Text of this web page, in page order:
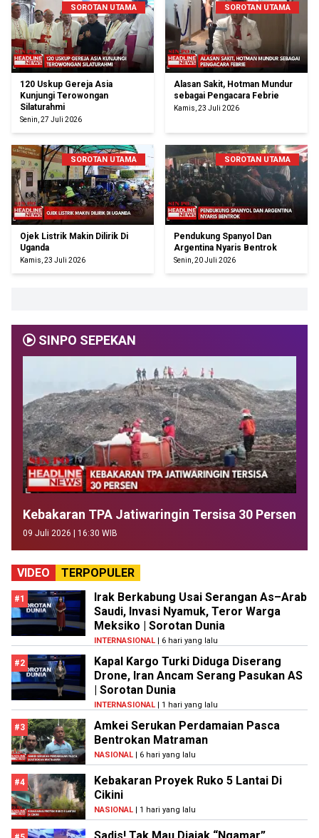
SOROTAN UTAMA
120 Uskup Gereja Asia
Kunjungi Terowongan
Silaturahmi
Senin, 27 Juli 2026
SOROTAN UTAMA
Alasan Sakit, Hotman Mundur
sebagai Pengacara Febrie
Kamis, 23 Juli 2026
SOROTAN UTAMA
Ojek Listrik Makin Dilirik Di
Uganda
Kamis, 23 Juli 2026
SOROTAN UTAMA
Pendukung Spanyol Dan
Argentina Nyaris Bentrok
Senin, 20 Juli 2026
SINPO SEPEKAN
Kebakaran TPA Jatiwaringin Tersisa 30 Persen
09 Juli 2026 | 16:30 WIB
VIDEO TERPOPULER
#1
Irak Berkabung Usai Serangan As–Arab
Saudi, Invasi Nyamuk, Teror Warga
Meksiko | Sorotan Dunia
INTERNASIONAL | 6 hari yang lalu
#2
Kapal Kargo Turki Diduga Diserang
Drone, Iran Ancam Serang Pasukan AS
| Sorotan Dunia
INTERNASIONAL | 1 hari yang lalu
#3
Amkei Serukan Perdamaian Pasca
Bentrokan Matraman
NASIONAL | 6 hari yang lalu
#4
Kebakaran Proyek Ruko 5 Lantai Di
Cikini
NASIONAL | 1 hari yang lalu